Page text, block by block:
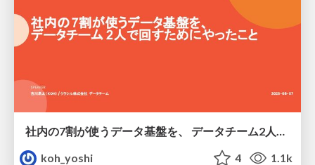
社内の7割が使うデータ基盤を、 データチーム2人で回すためにやったこと
koh_yoshi
4 1.1k